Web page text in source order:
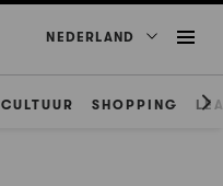
NEDERLAND
CULTUUR SHOPPING